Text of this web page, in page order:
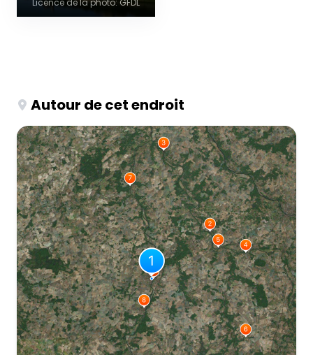
Licence de la photo: GFDL
Autour de cet endroit